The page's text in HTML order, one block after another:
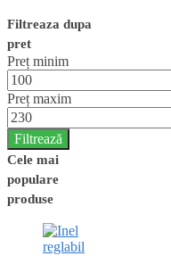
Filtreaza dupa
pret
Preț minim
Preț maxim
Filtrează
Cele mai
populare
produse